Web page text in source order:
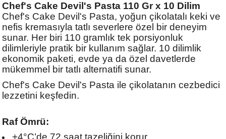
Chef's Cake Devil's Pasta 110 Gr x 10 Dilim
Chef's Cake Devil's Pasta, yoğun çikolatalı keki ve
nefis kremasıyla tatlı severlere özel bir deneyim
sunar. Her biri 110 gramlık tek porsiyonluk
dilimleriyle pratik bir kullanım sağlar. 10 dilimlik
ekonomik paketi, evde ya da özel davetlerde
mükemmel bir tatlı alternatifi sunar.
Chef's Cake Devil's Pasta ile çikolatanın cezbedici
lezzetini keşfedin.
Raf Ömrü:
+4°C’de 72 saat tazeliğini korur.